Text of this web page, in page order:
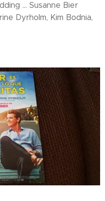
... Susanne Bier
Dyrholm, Kim Bodnia,